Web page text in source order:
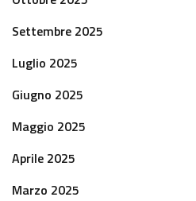
Settembre 2025
Luglio 2025
Giugno 2025
Maggio 2025
Aprile 2025
Marzo 2025